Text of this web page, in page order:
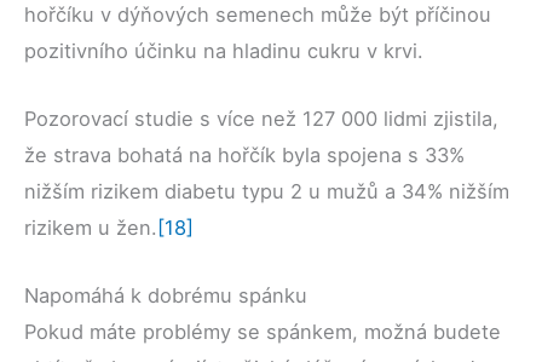
hořčíku v dýňových semenech může být příčinou
pozitivního účinku na hladinu cukru v krvi.
Pozorovací studie s více než 127 000 lidmi zjistila,
že strava bohatá na hořčík byla spojena s 33%
nižším rizikem diabetu typu 2 u mužů a 34% nižším
rizikem u žen. [18]
Napomáhá k dobrému spánku
Pokud máte problémy se spánkem, možná budete